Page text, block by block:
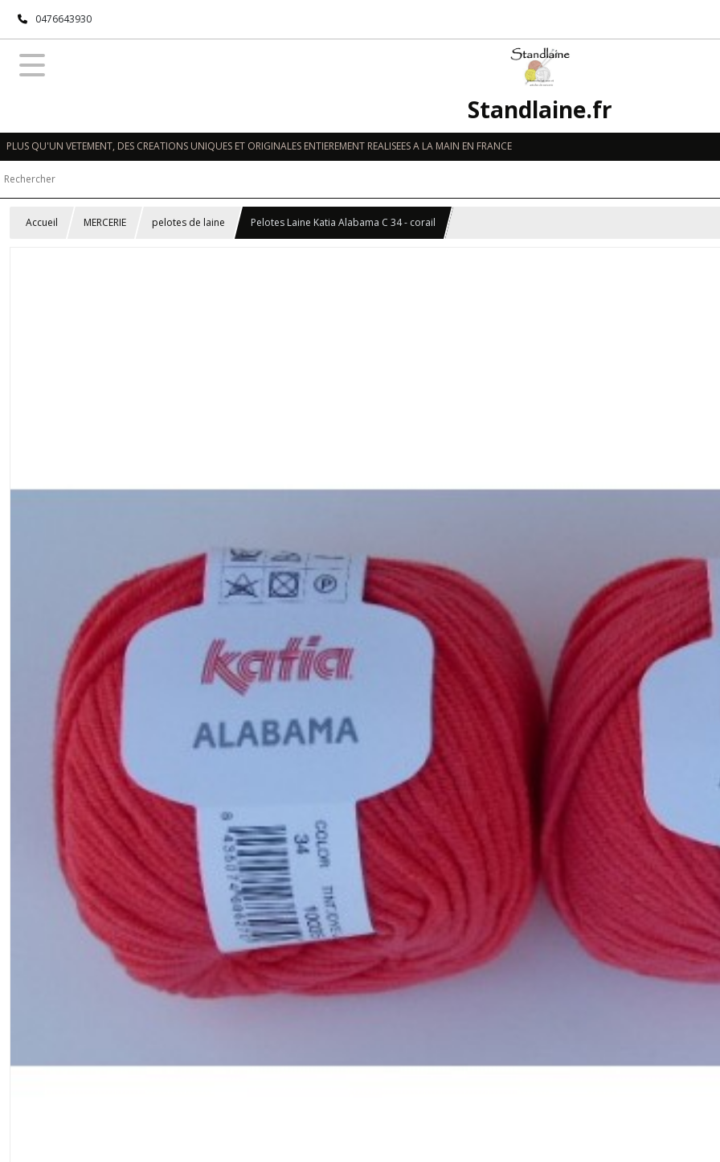
0476643930
Standlaine.fr
PLUS QU'UN VETEMENT, DES CREATIONS UNIQUES ET ORIGINALES ENTIEREMENT REALISEES A LA MAIN EN FRANCE
Accueil MERCERIE pelotes de laine Pelotes Laine Katia Alabama C 34 - corail